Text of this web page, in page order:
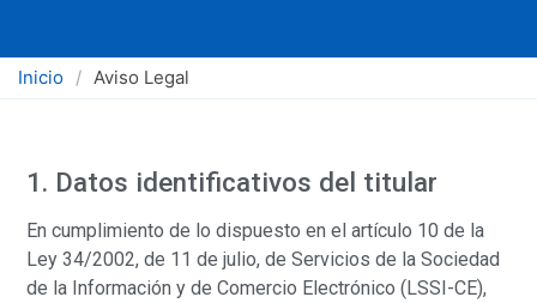
Inicio / Aviso Legal
1. Datos identificativos del titular
En cumplimiento de lo dispuesto en el artículo 10 de la
Ley 34/2002, de 11 de julio, de Servicios de la Sociedad
de la Información y de Comercio Electrónico (LSSI-CE),